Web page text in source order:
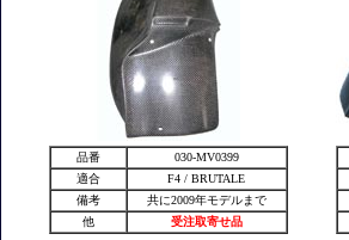
品番
030-MV0399
適合
F4 / BRUTALE
備考
共に2009年モデルまで
他
受注取寄せ品